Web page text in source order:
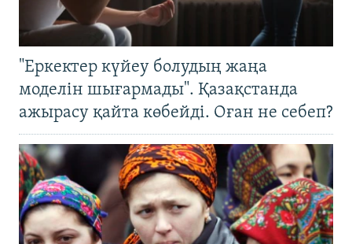
"Еркектер күйеу болудың жаңа
моделін шығармады". Қазақстанда
ажырасу қайта көбейді. Оған не себеп?